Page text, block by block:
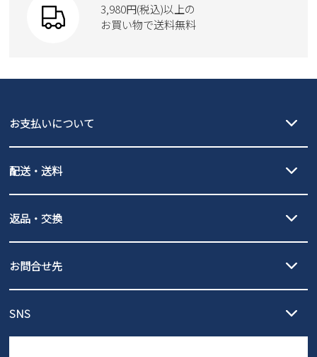
moz
Parade
GAP
new balance
瞬足
3,980円(税込)以上の
お買い物で送料無料
お支払いについて
PayPay（オンライン決済）、代金引換のご利用が可能です。
配送・送料
北海道・本州・四国・九州…550円
3,980円（税込）以上お買い上げで送料無料
ご利用ください。
全国一律…220円（税込）
発送日・送料詳細についてはご利用ガイドを
ご利用ください。
返品・交換
の片道無料サービスを実施中！
ントとしても安心してご利用いただけるよう、サイズ交換の受付期
お問合せ先
営業時間：11時～17時
SNS